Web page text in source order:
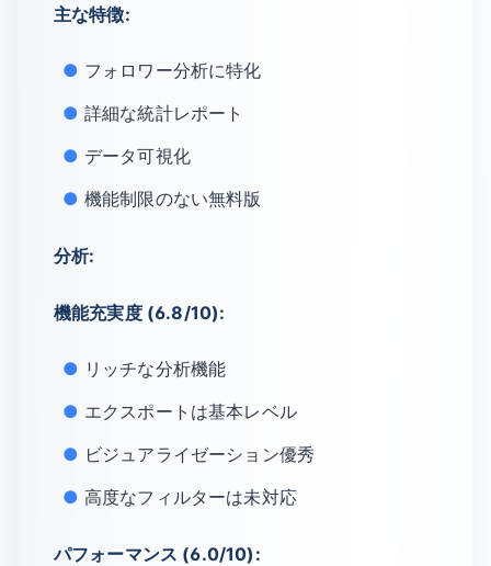
主な特徴:
フォロワー分析に特化
詳細な統計レポート
データ可視化
機能制限のない無料版
分析:
機能充実度 (6.8/10):
リッチな分析機能
エクスポートは基本レベル
ビジュアライゼーション優秀
高度なフィルターは未対応
パフォーマンス (6.0/10):